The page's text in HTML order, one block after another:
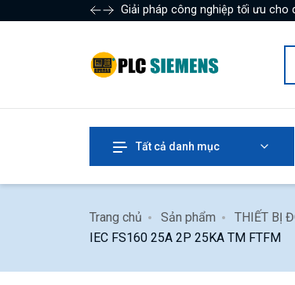
Giải pháp công nghiệp tối ưu cho
Tất cả danh mục
Trang chủ Sản phẩm THIẾT BỊ
IEC FS160 25A 2P 25KA TM FTFM